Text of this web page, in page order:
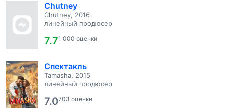
Chutney
Chutney, 2016
линейный продюсер
7.71 000 оценки
Спектакль
Tamasha, 2015
линейный продюсер
7.0703 оценки